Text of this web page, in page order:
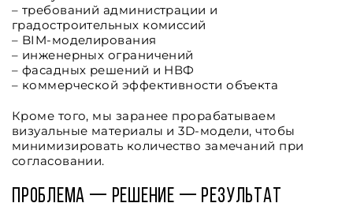
– требований администрации и
градостроительных комиссий
– BIM-моделирования
– инженерных ограничений
– фасадных решений и НВФ
– коммерческой эффективности объекта
Кроме того, мы заранее прорабатываем
визуальные материалы и 3D-модели, чтобы
минимизировать количество замечаний при
согласовании.
Проблема — Решение — Результат